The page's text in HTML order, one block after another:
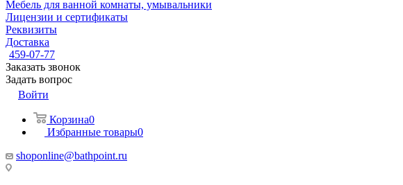
Мебель для ванной комнаты, умывальники
Лицензии и сертификаты
Реквизиты
Доставка
459-07-77
Заказать звонок
Задать вопрос
Войти
Корзина0
Избранные товары0
shoponline@bathpoint.ru